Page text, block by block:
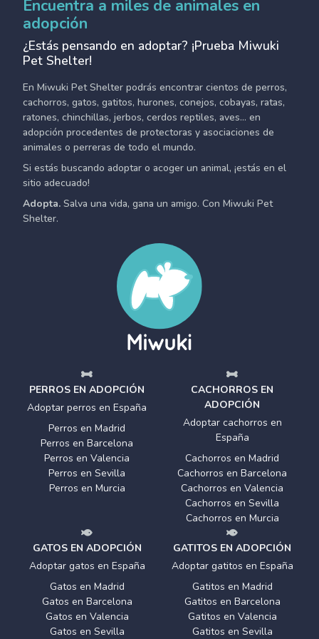
Encuentra a miles de animales en
adopción
¿Estás pensando en adoptar? ¡Prueba Miwuki
Pet Shelter!
En Miwuki Pet Shelter podrás encontrar cientos de perros,
cachorros, gatos, gatitos, hurones, conejos, cobayas, ratas,
ratones, chinchillas, jerbos, cerdos reptiles, aves... en
adopción procedentes de protectoras y asociaciones de
animales o perreras de todo el mundo.
Si estás buscando adoptar o acoger un animal, ¡estás en el
sitio adecuado!
Adopta. Salva una vida, gana un amigo. Con Miwuki Pet
Shelter.
PERROS EN ADOPCIÓN
Adoptar perros en España
Perros en Madrid
Perros en Barcelona
Perros en Valencia
Perros en Sevilla
Perros en Murcia
CACHORROS EN
ADOPCIÓN
Adoptar cachorros en
España
Cachorros en Madrid
Cachorros en Barcelona
Cachorros en Valencia
Cachorros en Sevilla
Cachorros en Murcia
GATOS EN ADOPCIÓN
Adoptar gatos en España
Gatos en Madrid
Gatos en Barcelona
Gatos en Valencia
Gatos en Sevilla
GATITOS EN ADOPCIÓN
Adoptar gatitos en España
Gatitos en Madrid
Gatitos en Barcelona
Gatitos en Valencia
Gatitos en Sevilla